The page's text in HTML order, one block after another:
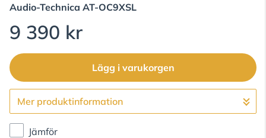
Audio-Technica AT-OC9XSL
9 390 kr
Lägg i varukorgen
Gå till kassan
Mer produktinformation
Jämför